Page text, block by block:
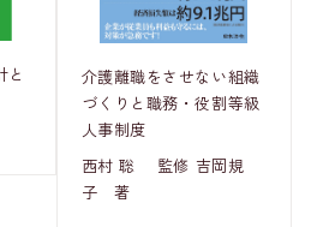
と
介護離職をさせない組織
づくりと職務・役割等級
人事制度
西村 聡 監修 吉岡規
子 著